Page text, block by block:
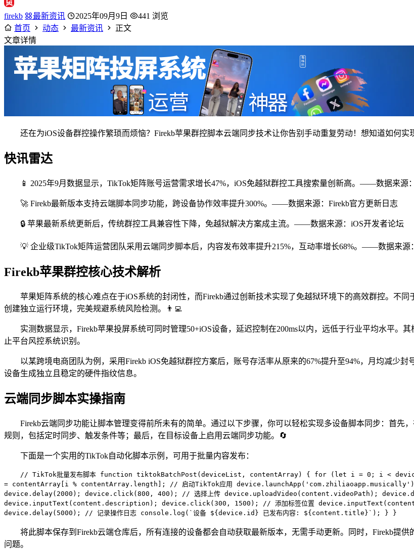
firekb 最新资讯 2025年09月9日
441 浏览
首页
动态 最新资讯
正文
文章详情
还在为iOS设备群控操作繁琐而烦恼？Firekb苹果群控脚本云端同步技术让你告别手动重复劳动！想知道如何实
快讯雷达
📱 2025年9月数据显示，TikTok矩阵账号运营需求增长47%，iOS免越狱群控工具搜索量创新高。——数据来源
🚀 Firekb最新版本支持云端脚本同步功能，跨设备协作效率提升300%。——数据来源：Firekb官方更新日志
🔒 苹果最新系统更新后，传统群控工具兼容性下降，免越狱解决方案成主流。——数据来源：iOS开发者论坛
💡 企业级TikTok矩阵运营团队采用云端同步脚本后，内容发布效率提升215%，互动率增长68%。——数据来源
Firekb苹果群控核心技术解析
苹果矩阵系统的核心难点在于iOS系统的封闭性，而Firekb通过创新技术实现了免越狱环境下的高效群控。不
创建独立运行环境，完美规避系统风险检测。👨‍💻
实测数据显示，Firekb苹果投屏系统可同时管理50+iOS设备，延迟控制在200ms以内，远低于行业平均水平。
止平台风控系统识别。
以某跨境电商团队为例，采用Firekb iOS免越狱群控方案后，账号存活率从原来的67%提升至94%，月均减少
设备生成独立且稳定的硬件指纹信息。
云端同步脚本实操指南
Firekb云端同步功能让脚本管理变得前所未有的简单。通过以下步骤，你可以轻松实现多设备脚本同步：首先
规则，包括定时同步、触发条件等；最后，在目标设备上启用云端同步功能。🔄
下面是一个实用的TikTok自动化脚本示例，可用于批量内容发布：
// TikTok批量发布脚本 function tiktokBatchPost(deviceList, contentArray) { for (let i = 0; i <
= contentArray[i % contentArray.length]; // 启动TikTok应用
device.delay(2000); device.click(800, 400); // 选择上传 device.uploadVideo(content.videoPath);
device.inputText(content.description); device.click(300, 1500); // 添加标签位置
device.delay(5000); // 记录操作日志 console.log(`设备 ${device.id} 已发布内容: ${content.title}`); } }
将此脚本保存到Firekb云端仓库后，所有连接的设备都会自动获取最新版本，无需手动更新。同时，Firekb提
问题。